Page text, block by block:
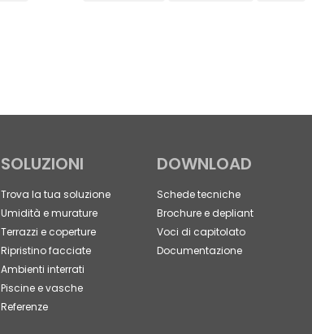
SOLUZIONI
Trova la tua soluzione
Umidità e murature
Terrazzi e coperture
Ripristino facciate
Ambienti interrati
Piscine e vasche
Referenze
DOWNLOAD
Schede tecniche
Brochure e depliant
Voci di capitolato
Documentazione